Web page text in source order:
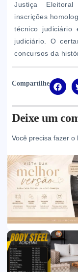
Justiça
inscrições
técnico judiciário
judiciário. O
concursos da
Compartilhe
Deixe um
Você precisa fazer o